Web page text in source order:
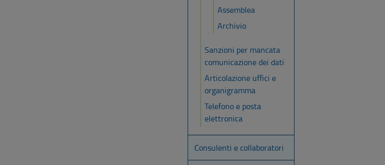
Assemblea
Archivio
Sanzioni per mancata
comunicazione dei dati
Articolazione uffici e
organigramma
Telefono e posta
elettronica
Consulenti e collaboratori